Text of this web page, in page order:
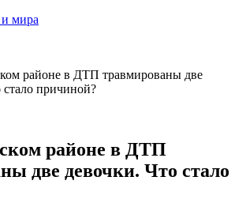
мира
районе в ДТП травмированы две
стало причиной?
районе в ДТП
две девочки. Что стало